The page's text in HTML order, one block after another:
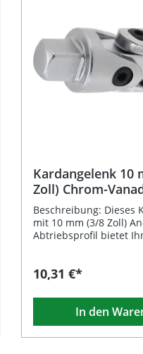
Kardangelenk 10
Zoll) Chrom-
Beschreibung: Dieses
mit 10 mm (3/8 Zoll)
Abtriebsprofil bietet
hochwertigem Chrom-
Oberfläche versehen,
dieses Werkzeug
Widerstandsfähigkeit
Langlebigkeit. Es
10,31 €*
In den